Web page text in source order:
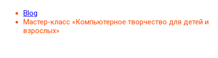
Blog
Мастер-класс «Компьютерное творчество для детей и
взрослых»